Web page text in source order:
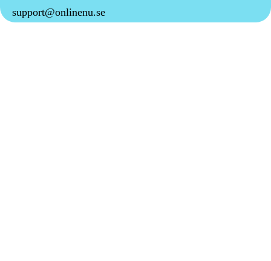
support@onlinenu.se